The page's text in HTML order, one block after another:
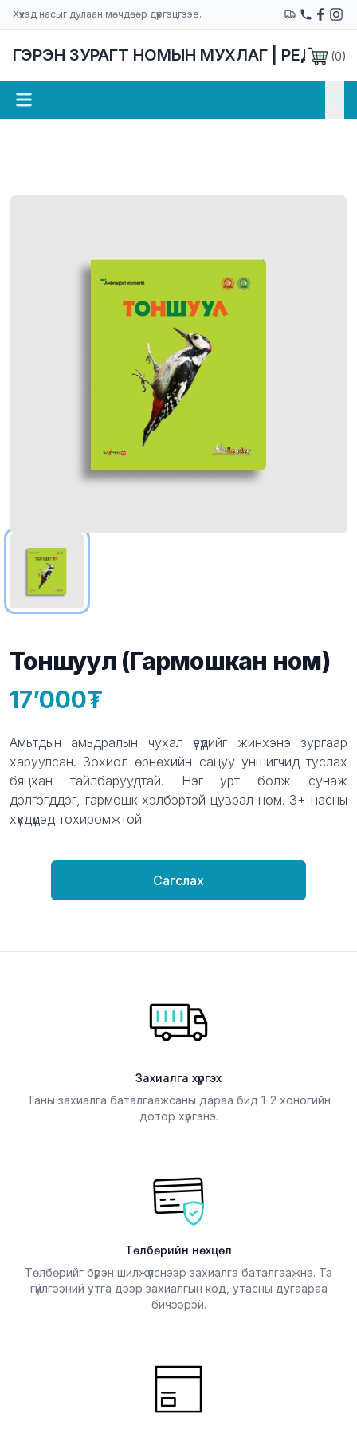
Хүүхэд насыг дулаан мөчдөөр дүүргэцгээе.
ГЭРЭН ЗУРАГТ НОМЫН МУХЛАГ | РЕДАКЦ
(0)
Тоншуул (Гармошкан ном)
Product information
17’000
Description
Амьтдын амьдралын чухал үеүдийг жинхэнэ зургаар
харуулсан. Зохиол өрнөхийн сацуу уншигчид туслах
бяцхан тайлбаруудтай. Нэг урт болж сунаж
дэлгэгддэг, гармошк хэлбэртэй цуврал ном. 3+ насны
хүүхдүүдэд тохиромжтой
Сагслах
Захиалга хүргэх
Таны захиалга баталгаажсаны дараа бид 1-2 хоногийн
дотор хүргэнэ.
Төлбөрийн нөхцөл
Төлбөрийг бүрэн шилжүүлснээр захиалга баталгаажна. Та
гүйлгээний утга дээр захиалгын код, утасны дугаараа
бичээрэй.